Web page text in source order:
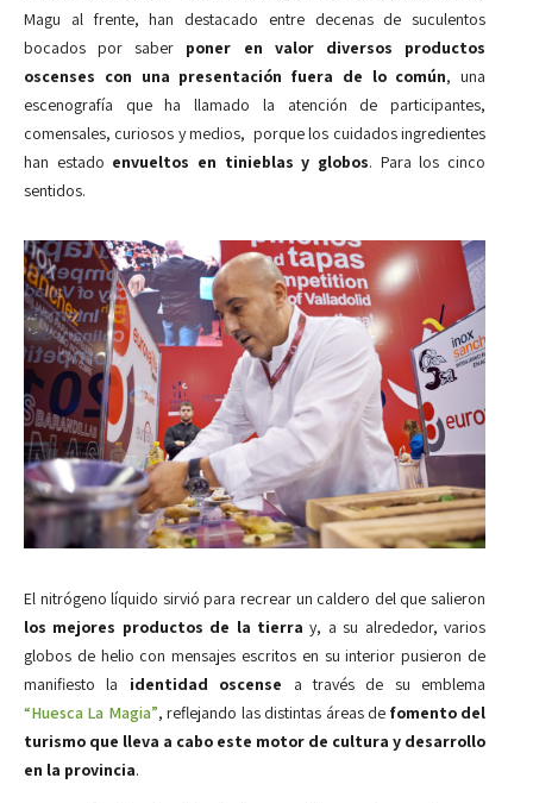
Magu al frente, han destacado entre decenas de suculentos
bocados por saber poner en valor diversos productos
oscenses con una presentación fuera de lo común, una
escenografía que ha llamado la atención de participantes,
comensales, curiosos y medios, porque los cuidados ingredientes
han estado envueltos en tinieblas y globos. Para los cinco
sentidos.
El nitrógeno líquido sirvió para recrear un caldero del que salieron
los mejores productos de la tierra y, a su alrededor, varios
globos de helio con mensajes escritos en su interior pusieron de
manifiesto la identidad oscense a través de su emblema
“Huesca La Magia”, reflejando las distintas áreas de fomento del
turismo que lleva a cabo este motor de cultura y desarrollo
en la provincia.